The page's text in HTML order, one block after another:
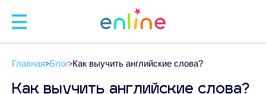
🧑
Главная Блог Как выучить английские слова?
Как выучить английские слова?